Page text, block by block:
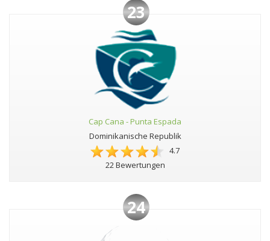
23
Cap Cana - Punta Espada
Dominikanische Republik
4.7
22 Bewertungen
24